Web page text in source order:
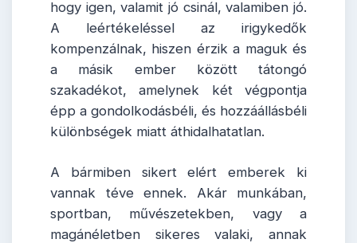
hogy igen, valamit jó csinál, valamiben jó.
A leértékeléssel az irigykedők
kompenzálnak, hiszen érzik a maguk és
a másik ember között tátongó
szakadékot, amelynek két végpontja
épp a gondolkodásbéli, és hozzáállásbéli
különbségek miatt áthidalhatatlan.
A bármiben sikert elért emberek ki
vannak téve ennek. Akár munkában,
sportban, művészetekben, vagy a
magánéletben sikeres valaki, annak